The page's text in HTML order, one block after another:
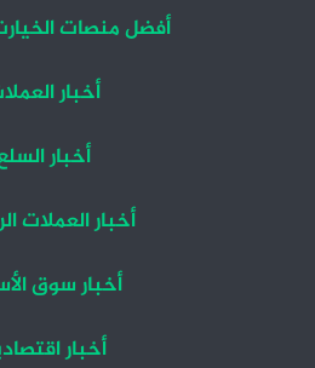
أفضل منصات
أخبار
أخبار
أخبار العملات
أخبار سوق
أخبار